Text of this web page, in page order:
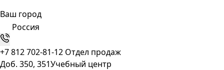
Ваш город
Россия
+7 812 702-81-12 Отдел продаж
Доб. 350, 351Учебный центр